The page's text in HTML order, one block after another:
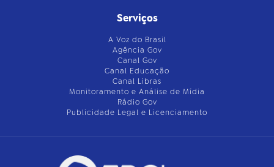
Serviços
A Voz do Brasil
Agência Gov
Canal Gov
Canal Educação
Canal Libras
Monitoramento e Análise de Mídia
Rádio Gov
Publicidade Legal e Licenciamento